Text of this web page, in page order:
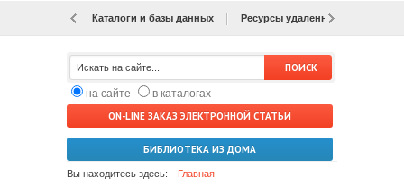
Каталоги и базы данных Ресурсы удаленного доступа
на сайте
в каталогах
ON-LINE ЗАКАЗ ЭЛЕКТРОННОЙ СТАТЬИ
БИБЛИОТЕКА ИЗ ДОМА
Вы находитесь здесь: Главная